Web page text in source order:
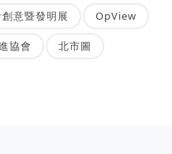
意暨發明展 OpView
協會 北市圖